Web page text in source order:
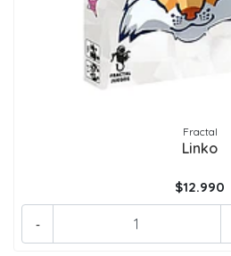
Fractal
Linko
$12.990
-